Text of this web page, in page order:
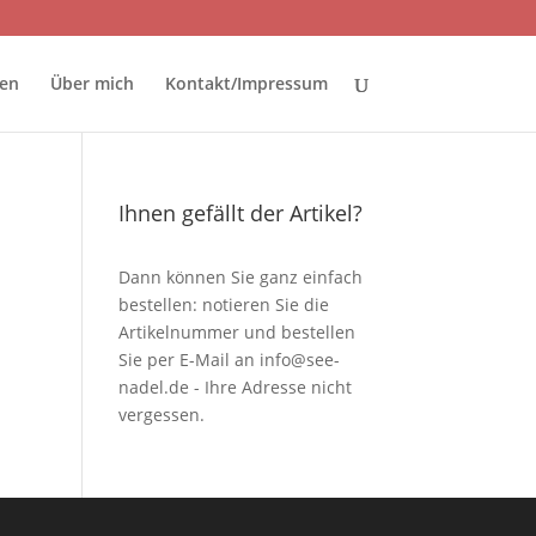
Über mich Kontakt/Impressum
Ihnen gefällt der Artikel?
Dann können Sie ganz einfach
bestellen: notieren Sie die
Artikelnummer und bestellen
Sie per E-Mail an info@see-
nadel.de - Ihre Adresse nicht
vergessen.